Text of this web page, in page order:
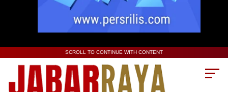
SCROLL TO CONTINUE WITH CONTENT